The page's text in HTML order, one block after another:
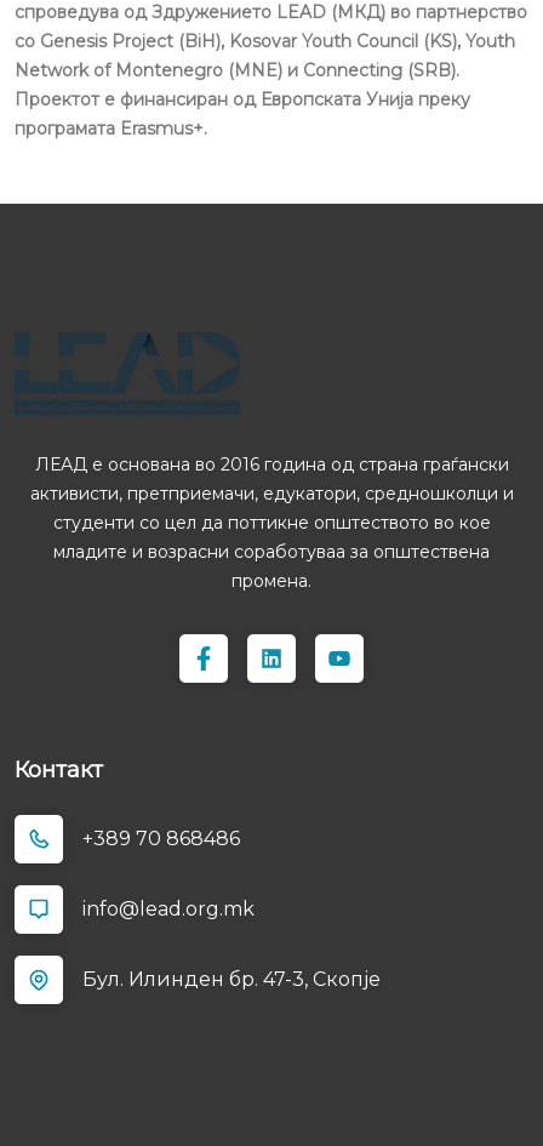
спроведува од Здружението LEAD (МКД) во партнерство
со Genesis Project (BiH), Kosovar Youth Council (KS), Youth
Network of Montenegro (MNE) и Connecting (SRB).
Проектот е финансиран од Европската Унија преку
програмата Erasmus+.
ЛЕАД е основана во 2016 година од страна граѓански
активисти, претприемачи, едукатори, средношколци и
студенти со цел да поттикне општеството во кое
младите и возрасни соработуваа за општествена
промена.
Контакт
+389 70 868486
info@lead.org.mk
Бул. Илинден бр. 47-3, Скопјe